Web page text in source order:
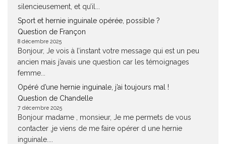
silencieusement, et qu’il...
Sport et hernie inguinale opérée, possible ?
Question de Françon
8 décembre 2025
Bonjour, Je vois à l’instant votre message qui est un peu
ancien mais j’avais une question car les témoignages
femme...
Opéré d’une hernie inguinale, j’ai toujours mal !
Question de Chandelle
7 décembre 2025
Bonjour madame , monsieur, Je me permets de vous
contacter ,je viens de me faire opérer d une hernie
inguinale....